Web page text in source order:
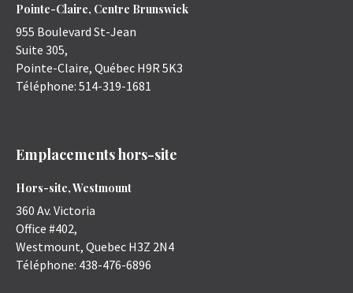
Pointe-Claire, Centre Brunswick
955 Boulevard St-Jean
Suite 305,
Pointe-Claire, Québec H9R 5K3
Téléphone: 514-319-1681
Emplacements hors-site
Hors-site, Westmount
360 Av. Victoria
Office #402,
Westmount, Quebec H3Z 2N4
Téléphone: 438-476-6896